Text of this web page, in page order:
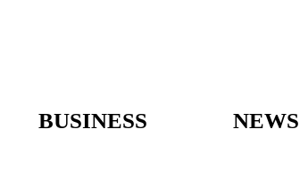
BUSINESS NEWS